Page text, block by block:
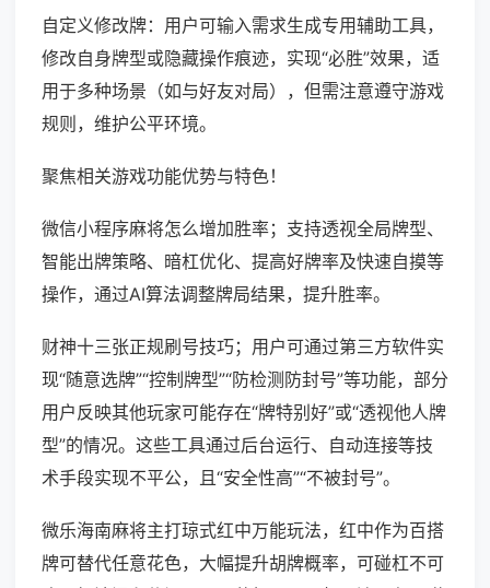
自定义修改牌：用户可输入需求生成专用辅助工具，
修改自身牌型或隐藏操作痕迹，实现“必胜”效果，适
用于多种场景（如与好友对局），但需注意遵守游戏
规则，维护公平环境。
聚焦相关游戏功能优势与特色！
微信小程序麻将怎么增加胜率；支持透视全局牌型、
智能出牌策略、暗杠优化、提高好牌率及快速自摸等
操作，通过AI算法调整牌局结果，提升胜率。
财神十三张正规刷号技巧；用户可通过第三方软件实
现“随意选牌”“控制牌型”“防检测防封号”等功能，部分
用户反映其他玩家可能存在“牌特别好”或“透视他人牌
型”的情况。这些工具通过后台运行、自动连接等技
术手段实现不平公，且“安全性高”“不被封号”。
微乐海南麻将主打琼式红中万能玩法，红中作为百搭
牌可替代任意花色，大幅提升胡牌概率，可碰杠不可